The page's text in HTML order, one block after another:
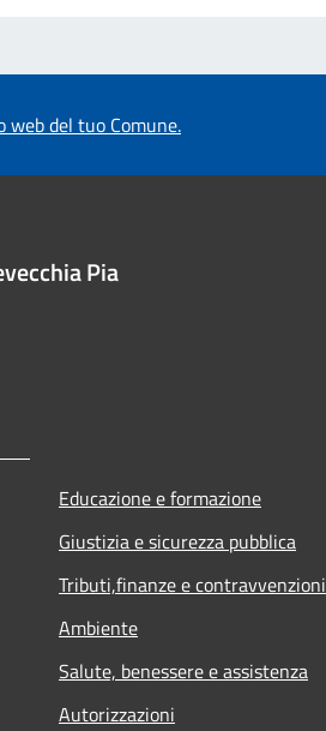
web del tuo Comune.
Pia
Educazione e formazione
Giustizia e sicurezza pubblica
Tributi,finanze e contravvenzioni
Ambiente
Salute, benessere e assistenza
Autorizzazioni